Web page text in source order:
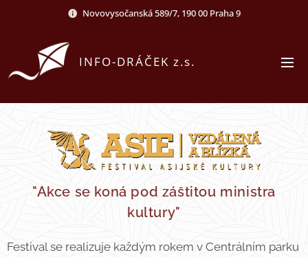
Novovysočanská 589/7, 190 00 Praha 9
INFO-DRÁČEK z.s.
"Akce se koná pod záštitou ministra
kultury"
Festival se realizuje každým rokem v Centrálním parku